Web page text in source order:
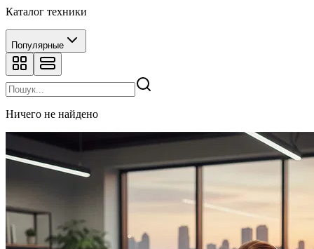
Каталог техники
Популярные
Ничего не найдено